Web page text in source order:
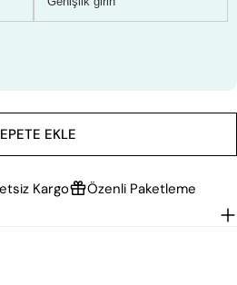
EKLE
Kargo Özenli Paketleme